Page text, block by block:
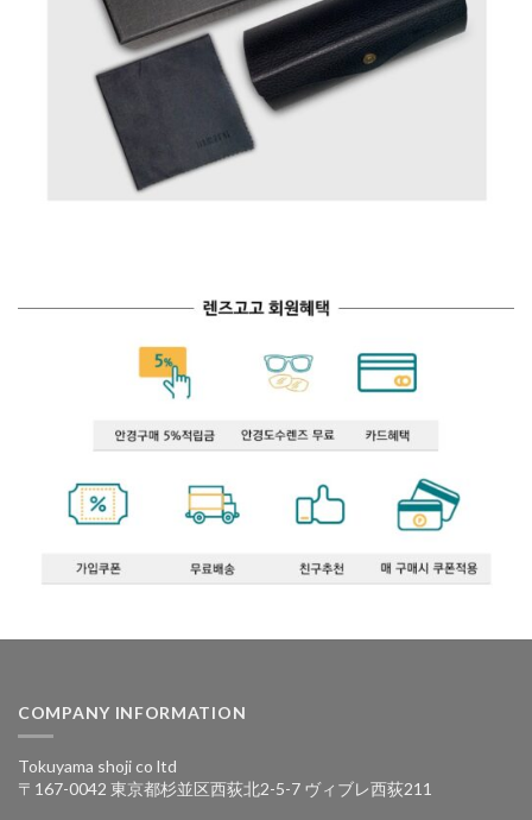
COMPANY INFORMATION
Tokuyama shoji co ltd
〒167-0042 東京都杉並区西荻北2-5-7 ヴィブレ西荻211